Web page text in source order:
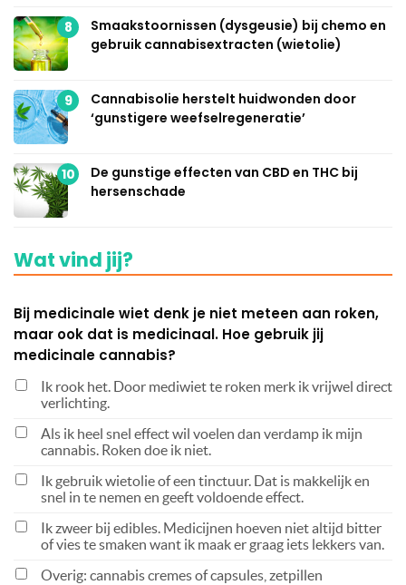
8
Smaakstoornissen (dysgeusie) bij chemo en
gebruik cannabisextracten (wietolie)
9
Cannabisolie herstelt huidwonden door
‘gunstigere weefselregeneratie’
10
De gunstige effecten van CBD en THC bij
hersenschade
Wat vind jij?
Bij medicinale wiet denk je niet meteen aan roken,
maar ook dat is medicinaal. Hoe gebruik jij
medicinale cannabis?
Ik rook het. Door mediwiet te roken merk ik vrijwel direct
verlichting.
Als ik heel snel effect wil voelen dan verdamp ik mijn
cannabis. Roken doe ik niet.
Ik gebruik wietolie of een tinctuur. Dat is makkelijk en
snel in te nemen en geeft voldoende effect.
Ik zweer bij edibles. Medicijnen hoeven niet altijd bitter
of vies te smaken want ik maak er graag iets lekkers van.
Overig: cannabis cremes of capsules, zetpillen